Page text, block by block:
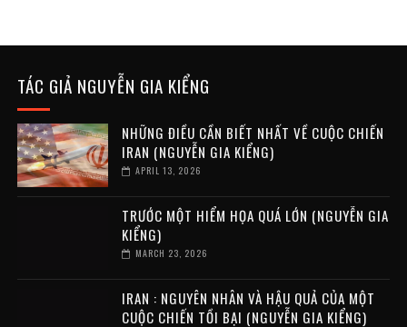
TÁC GIẢ NGUYỄN GIA KIỂNG
NHỮNG ĐIỀU CẦN BIẾT NHẤT VỀ CUỘC CHIẾN
IRAN (NGUYỄN GIA KIỂNG)
APRIL 13, 2026
TRƯỚC MỘT HIỂM HỌA QUÁ LỚN (NGUYỄN GIA
KIỂNG)
MARCH 23, 2026
IRAN : NGUYÊN NHÂN VÀ HẬU QUẢ CỦA MỘT
CUỘC CHIẾN TỒI BẠI (NGUYỄN GIA KIỂNG)